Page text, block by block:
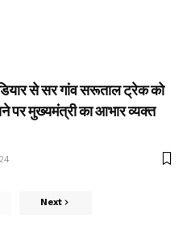
से सर गांव सरूताल ट्रेक को
पर मुख्यमंत्री का आभार व्यक्त
Next